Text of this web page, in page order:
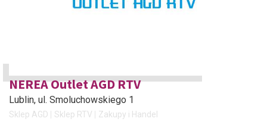
NEREA Outlet AGD RTV
Lublin, ul. Smoluchowskiego 1
Sklep AGD Sklep RTV Zakupy i Handel